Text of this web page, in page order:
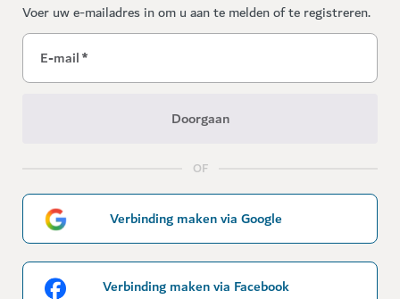
Voer uw e-mailadres in om u aan te melden of te registreren.
E-mail*
Doorgaan
OF
Verbinding maken via Google
Verbinding maken via Facebook